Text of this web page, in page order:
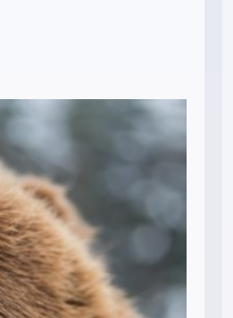
- Die besten Anbieter